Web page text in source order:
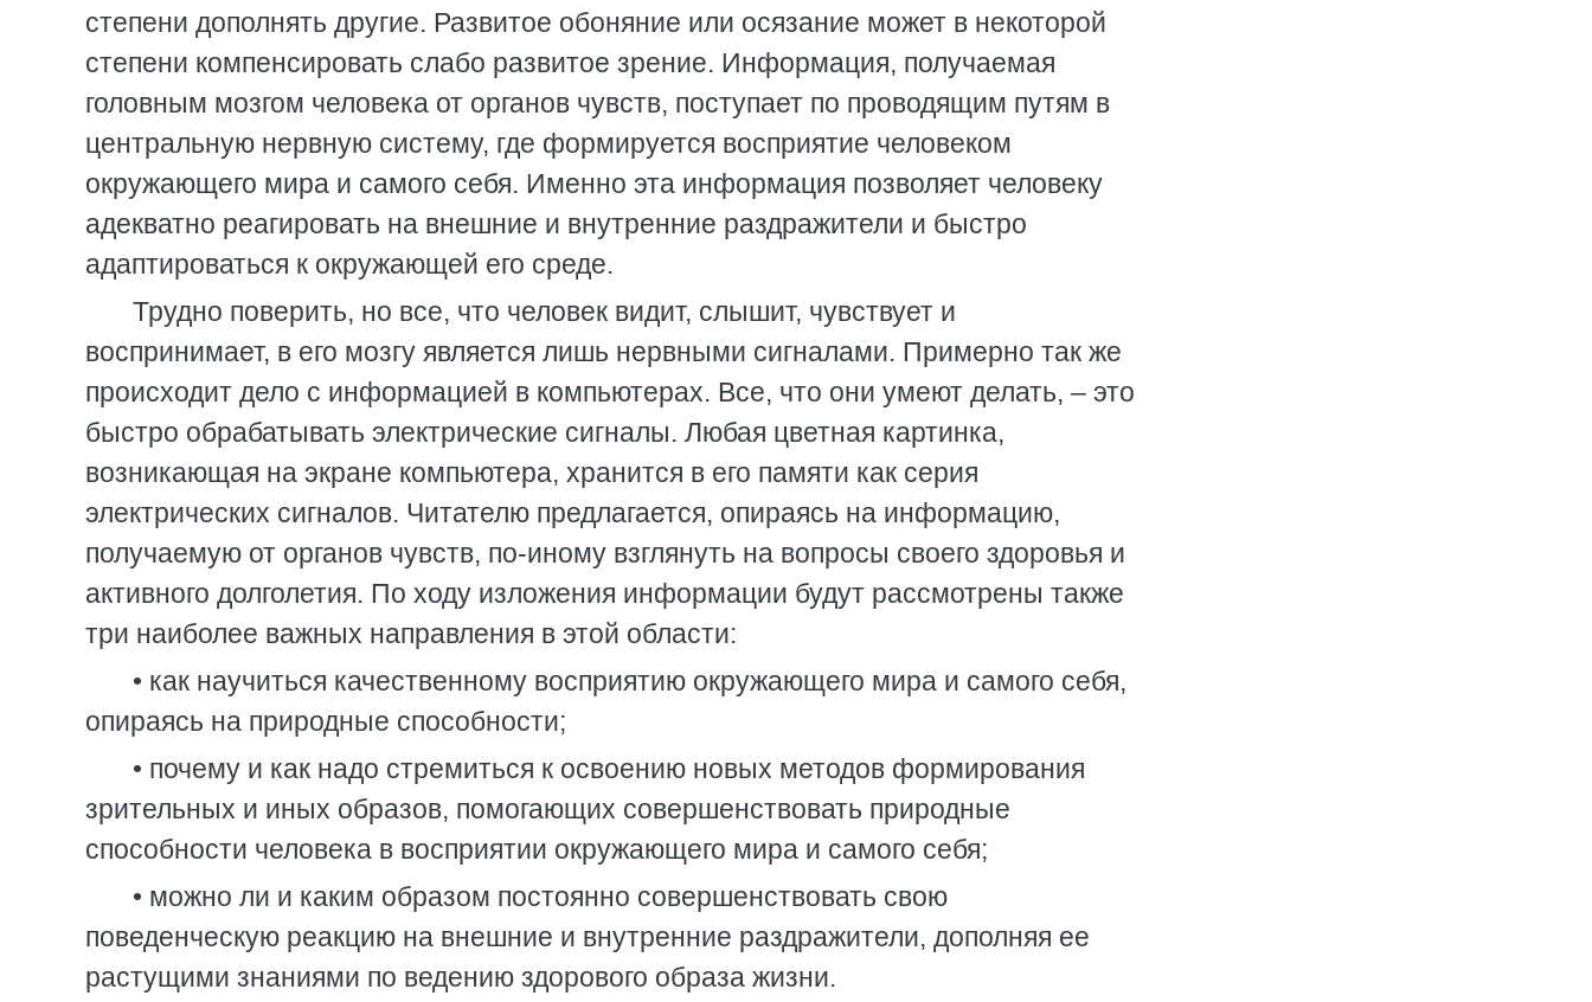
степени дополнять другие. Развитое обоняние или осязание может в некоторой
степени компенсировать слабо развитое зрение. Информация, получаемая
головным мозгом человека от органов чувств, поступает по проводящим путям в
центральную нервную систему, где формируется восприятие человеком
окружающего мира и самого себя. Именно эта информация позволяет человеку
адекватно реагировать на внешние и внутренние раздражители и быстро
адаптироваться к окружающей его среде.
Трудно поверить, но все, что человек видит, слышит, чувствует и
воспринимает, в его мозгу является лишь нервными сигналами. Примерно так же
происходит дело с информацией в компьютерах. Все, что они умеют делать, – это
быстро обрабатывать электрические сигналы. Любая цветная картинка,
возникающая на экране компьютера, хранится в его памяти как серия
электрических сигналов. Читателю предлагается, опираясь на информацию,
получаемую от органов чувств, по-иному взглянуть на вопросы своего здоровья и
активного долголетия. По ходу изложения информации будут рассмотрены также
три наиболее важных направления в этой области:
• как научиться качественному восприятию окружающего мира и самого себя,
опираясь на природные способности;
• почему и как надо стремиться к освоению новых методов формирования
зрительных и иных образов, помогающих совершенствовать природные
способности человека в восприятии окружающего мира и самого себя;
• можно ли и каким образом постоянно совершенствовать свою
поведенческую реакцию на внешние и внутренние раздражители, дополняя ее
растущими знаниями по ведению здорового образа жизни.